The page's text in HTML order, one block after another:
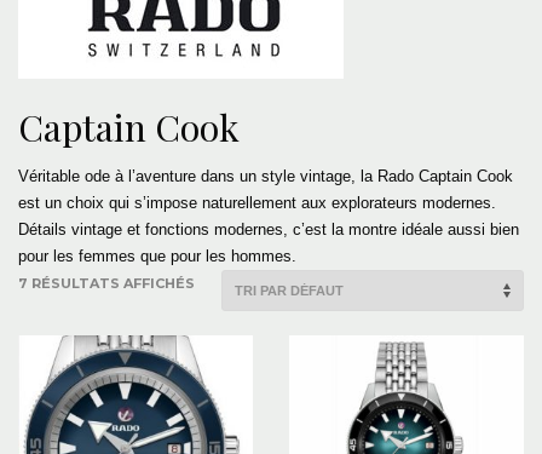
Captain Cook
Véritable ode à l’aventure dans un style vintage, la Rado Captain Cook
est un choix qui s’impose naturellement aux explorateurs modernes.
Détails vintage et fonctions modernes, c’est la montre idéale aussi bien
pour les femmes que pour les hommes.
7 RÉSULTATS AFFICHÉS